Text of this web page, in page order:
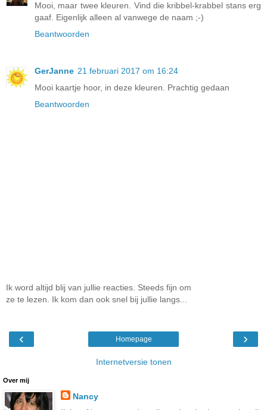
Mooi, maar twee kleuren. Vind die kribbel-krabbel stans erg
gaaf. Eigenlijk alleen al vanwege de naam ;-)
Beantwoorden
GerJanne 21 februari 2017 om 16:24
Mooi kaartje hoor, in deze kleuren. Prachtig gedaan
Beantwoorden
Ik word altijd blij van jullie reacties. Steeds fijn om
ze te lezen. Ik kom dan ook snel bij jullie langs...
‹ ›
Homepage
Internetversie tonen
Over mij
Nancy